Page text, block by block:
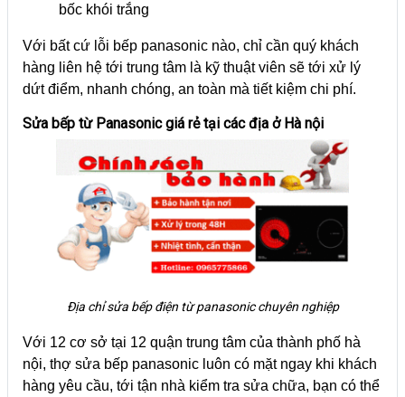
bốc khói trắng
Với bất cứ lỗi bếp panasonic nào, chỉ cần quý khách
hàng liên hệ tới trung tâm là kỹ thuật viên sẽ tới xử lý
dứt điểm, nhanh chóng, an toàn mà tiết kiệm chi phí.
Sửa bếp từ Panasonic giá rẻ tại các địa ở Hà nội
Địa chỉ sửa bếp điện từ panasonic chuyên nghiệp
Với 12 cơ sở tại 12 quận trung tâm của thành phố hà
nội, thợ sửa bếp panasonic luôn có mặt ngay khi khách
hàng yêu cầu, tới tận nhà kiểm tra sửa chữa, bạn có thể